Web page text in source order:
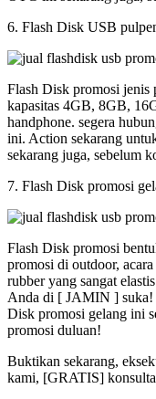
6. Flash Disk USB
Flash Disk promosi jenis
kapasitas 4GB, 8GB,
handphone. segera
ini. Action sekarang
sekarang juga, sebelum
7. Flash Disk promosi
Flash Disk promosi
promosi di outdoor,
rubber yang sangat
Anda di [ JAMIN ] suka!
Disk promosi gelang ini
promosi duluan!
Buktikan sekarang,
kami, [GRATIS]